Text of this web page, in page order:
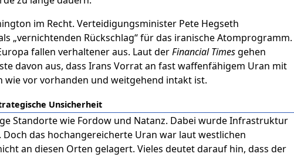
im Recht. Verteidigungsminister Pete Hegseth
„vernichtenden Rückschlag“ für das iranische Atomprogramm.
fallen verhaltener aus. Laut derFinancial Timesgehen
davon aus, dass Irans Vorrat an fast waffenfähigem Uran mit
wie vor vorhanden und weitgehend intakt ist.
Unsicherheit
Standorte wie Fordow und Natanz. Dabei wurde Infrastruktur
das hochangereicherte Uran war laut westlichen
an diesen Orten gelagert. Vieles deutet darauf hin, dass der